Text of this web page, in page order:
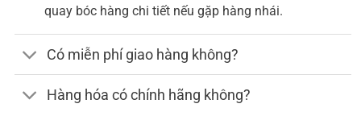
quay bóc hàng chi tiết nếu gặp hàng nhái.
Có miễn phí giao hàng không?
Hàng hóa có chính hãng không?